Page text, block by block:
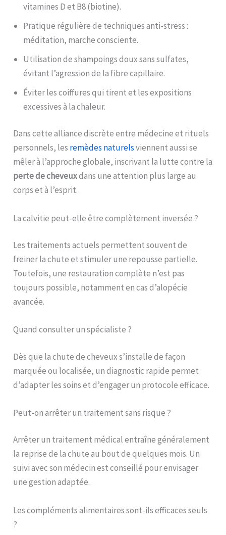
vitamines D et B8 (biotine).
Pratique régulière de techniques anti-stress :
méditation, marche consciente.
Utilisation de shampoings doux sans sulfates,
évitant l’agression de la fibre capillaire.
Éviter les coiffures qui tirent et les expositions
excessives à la chaleur.
Dans cette alliance discrète entre médecine et rituels
personnels, les remèdes naturelsviennent aussi se
mêler à l’approche globale, inscrivant la lutte contre la
perte de cheveuxdans une attention plus large au
corps et à l’esprit.
La calvitie peut-elle être complètement inversée ?
Les traitements actuels permettent souvent de
freiner la chute et stimuler une repousse partielle.
Toutefois, une restauration complète n’est pas
toujours possible, notamment en cas d’alopécie
avancée.
Quand consulter un spécialiste ?
Dès que la chute de cheveux s’installe de façon
marquée ou localisée, un diagnostic rapide permet
d’adapter les soins et d’engager un protocole efficace.
Peut-on arrêter un traitement sans risque ?
Arrêter un traitement médical entraîne généralement
la reprise de la chute au bout de quelques mois. Un
suivi avec son médecin est conseillé pour envisager
une gestion adaptée.
Les compléments alimentaires sont-ils efficaces seuls
?